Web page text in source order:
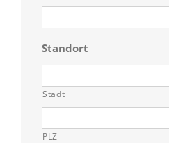
Standort
Stadt
PLZ